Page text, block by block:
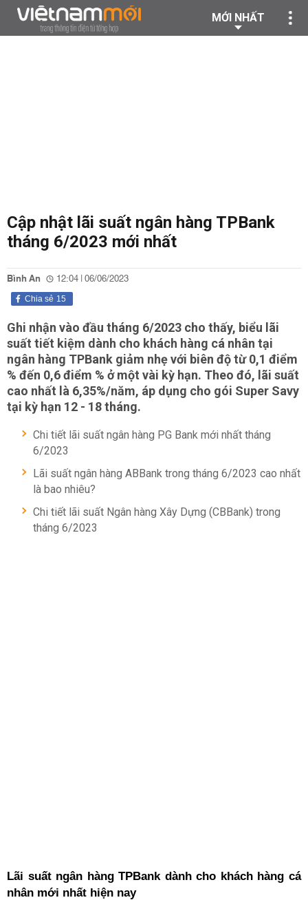
MỚI NHẤT
Cập nhật lãi suất ngân hàng TPBank
tháng 6/2023 mới nhất
Bình An 12:04 | 06/06/2023
15
Chia sẻ
Ghi nhận vào đầu tháng 6/2023 cho thấy, biểu lãi
suất tiết kiệm dành cho khách hàng cá nhân tại
ngân hàng TPBank giảm nhẹ với biên độ từ 0,1 điểm
% đến 0,6 điểm % ở một vài kỳ hạn. Theo đó, lãi suất
cao nhất là 6,35%/năm, áp dụng cho gói Super Savy
tại kỳ hạn 12 - 18 tháng.
Chi tiết lãi suất ngân hàng PG Bank mới nhất tháng
6/2023
Lãi suất ngân hàng ABBank trong tháng 6/2023 cao nhất
là bao nhiêu?
Chi tiết lãi suất Ngân hàng Xây Dựng (CBBank) trong
tháng 6/2023
Lãi suất ngân hàng TPBank dành cho khách hàng cá
nhân mới nhất hiện nay